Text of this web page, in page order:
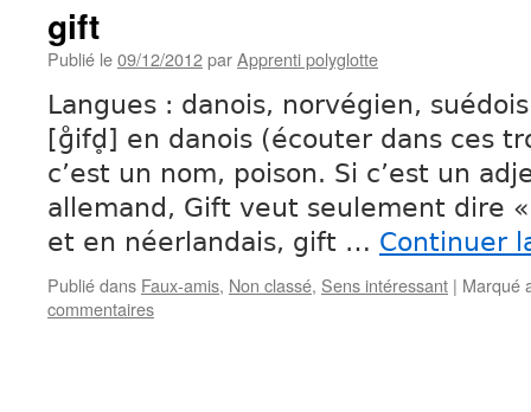
gift
Publié le09/12/2012parApprenti polyglotte
Langues : danois, norvégien,
[ɡ̊ifd̥] en danois (écouter dans ces
c’est un nom, poison. Si c’est un
allemand, Gift veut seulement dire
et en néerlandais, gift … Continuer
Publié dans Faux-amis, Non classé, Sens intéressant | Marqué
commentaires